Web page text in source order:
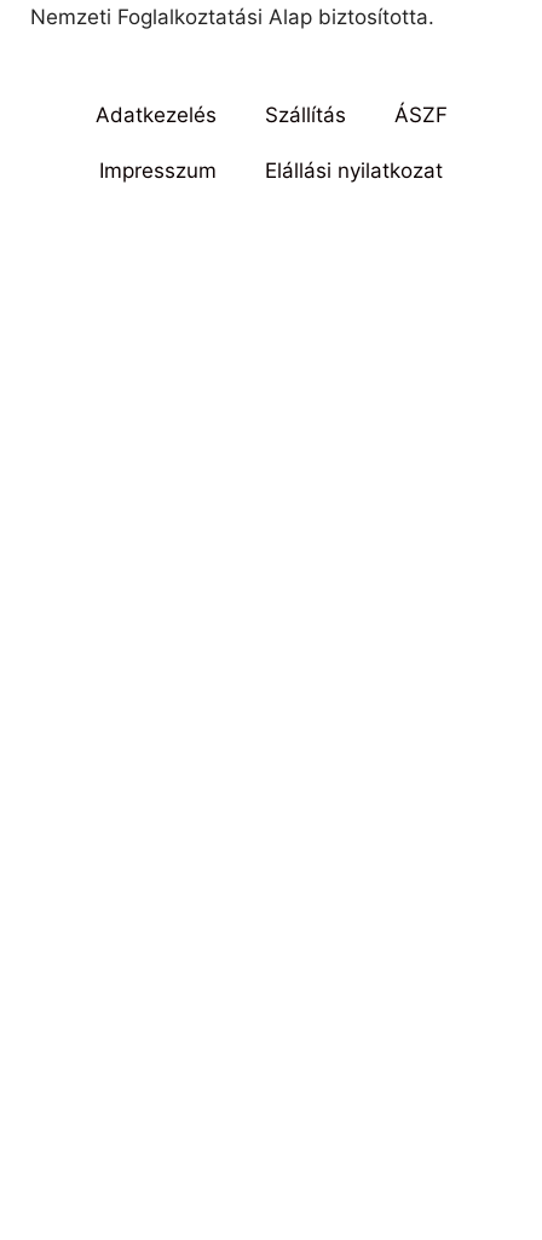
Nemzeti Foglalkoztatási Alap biztosította.
Adatkezelés Szállítás ÁSZF
Impresszum Elállási nyilatkozat